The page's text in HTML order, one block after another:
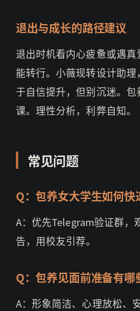
退出与成长的路径建议
退出时机看内心疲惫或遇
能转行。小薇现转设计助
于自信提升，但别沉迷。
课。理性分析，利弊自知。
常见问题
Q：包养女大学生如何快
A：优先Telegram验证群，
告，用校友引荐。
Q：包养见面前准备有哪
A：形象简洁、心理放松、